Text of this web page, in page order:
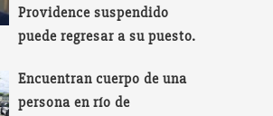
Providence suspendido
puede regresar a su puesto.
Encuentran cuerpo de una
persona en río de